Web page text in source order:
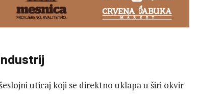
uticaj koji se direktno uklapa u širi okvir